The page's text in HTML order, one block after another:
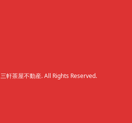
三軒茶屋不動産. All Rights Reserved.